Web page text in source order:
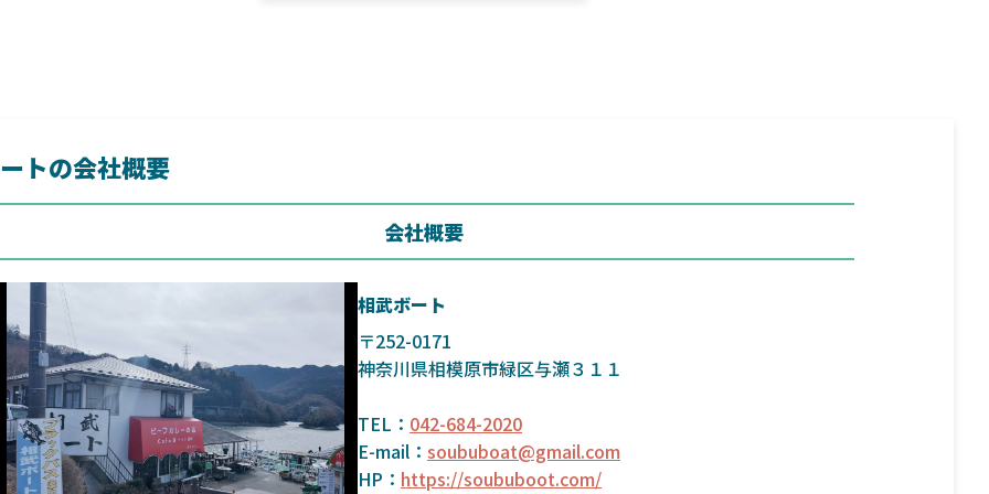
トの会社概要
会社概要
相武ボート
〒252-0171
神奈川県相模原市緑区与瀬３１１
TEL： 042-684-2020
E-mail： soububoat@gmail.com
HP： https://soububoot.com/